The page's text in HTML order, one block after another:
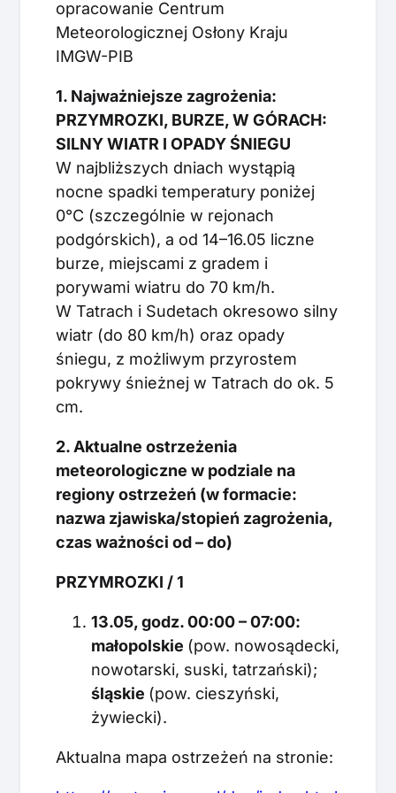
opracowanie Centrum
Meteorologicznej Osłony Kraju
IMGW-PIB
1. Najważniejsze zagrożenia:
PRZYMROZKI, BURZE, W GÓRACH:
SILNY WIATR I OPADY ŚNIEGU
W najbliższych dniach wystąpią
nocne spadki temperatury poniżej
0°C (szczególnie w rejonach
podgórskich), a od 14–16.05 liczne
burze, miejscami z gradem i
porywami wiatru do 70 km/h.
W Tatrach i Sudetach okresowo silny
wiatr (do 80 km/h) oraz opady
śniegu, z możliwym przyrostem
pokrywy śnieżnej w Tatrach do ok. 5
cm.
2. Aktualne ostrzeżenia
meteorologiczne w podziale na
regiony ostrzeżeń (w formacie:
nazwa zjawiska/stopień zagrożenia,
czas ważności od – do)
PRZYMROZKI / 1
13.05, godz. 00:00 – 07:00:
małopolskie (pow. nowosądecki,
nowotarski, suski, tatrzański);
śląskie (pow. cieszyński,
żywiecki).
Aktualna mapa ostrzeżeń na stronie: